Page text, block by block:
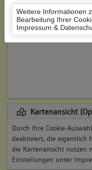
Weitere Informationen
Bearbeitung Ihrer
Impressum &
Lage des Wohnplatzes:
Kartenansicht
Durch Ihre Cookie-
deaktiviert, die eigentlich
die Kartenansicht nutzen
Einstellungen unter